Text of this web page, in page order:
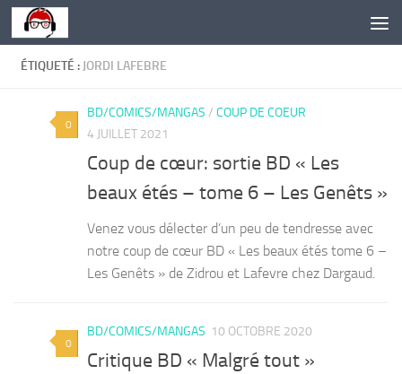
Skip to content
ÉTIQUETÉ : JORDI LAFEBRE
0
BD/COMICS/MANGAS / COUP DE COEUR
4 JUILLET 2021
Coup de cœur: sortie BD « Les
beaux étés – tome 6 – Les Genêts »
Venez vous délecter d’un peu de tendresse avec
notre coup de cœur BD « Les beaux étés tome 6 –
Les Genêts » de Zidrou et Lafevre chez Dargaud.
0
BD/COMICS/MANGAS 10 OCTOBRE 2020
Critique BD « Malgré tout »